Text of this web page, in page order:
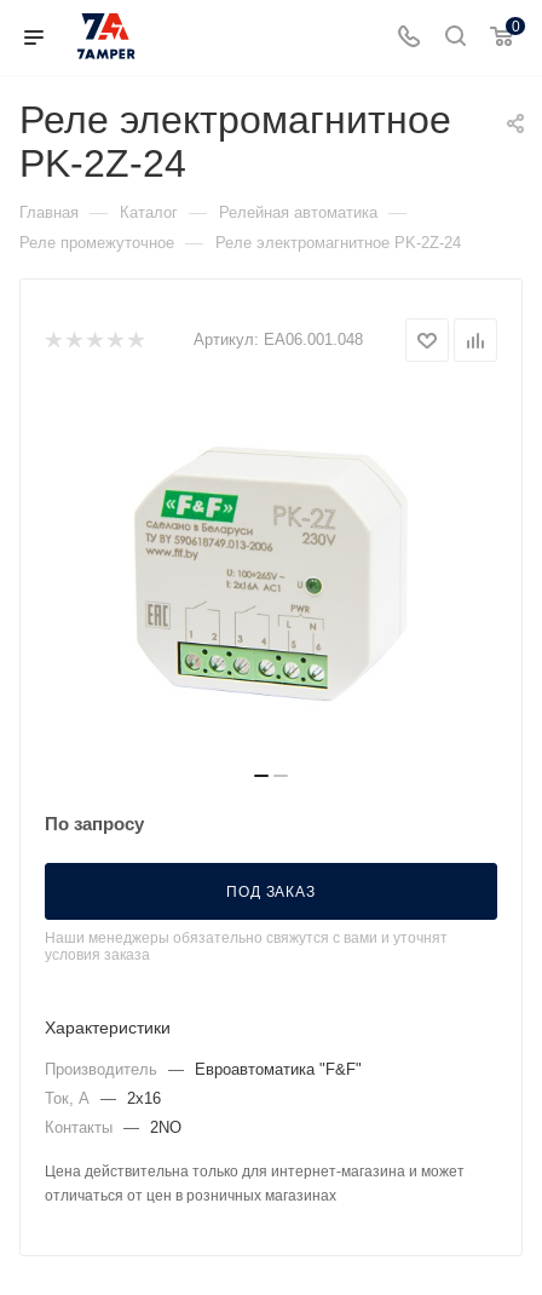
0
Реле электромагнитное
PK-2Z-24
Главная — Каталог — Релейная автоматика —
Реле промежуточное — Реле электромагнитное PK-2Z-24
Артикул: EA06.001.048
По запросу
ПОД ЗАКАЗ
Наши менеджеры обязательно свяжутся с вами и уточнят
условия заказа
Характеристики
Производитель —
Евроавтоматика "F&F"
Ток, А — 2х16
Контакты — 2NO
Цена действительна только для интернет-магазина и может
отличаться от цен в розничных магазинах